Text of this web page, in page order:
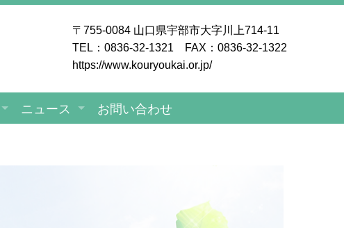
〒755-0084 山口県宇部市大字川上714-11
TEL：0836-32-1321 FAX：0836-32-1322
https://www.kouryoukai.or.jp/
ニュース お問い合わせ